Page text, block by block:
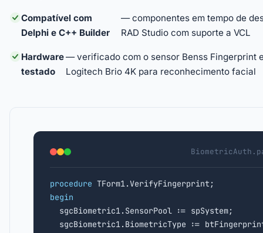
Compatível com
Delphi e C++ Builder
— componentes em tempo de
RAD Studio com suporte a VCL
Hardware
testado
— verificado com o sensor Benss Fingerprint
Logitech Brio 4K para reconhecimento facial
procedure
begin
sgcBiometric1.SensorPool := spSystem;
sgcBiometric1.BiometricType :=